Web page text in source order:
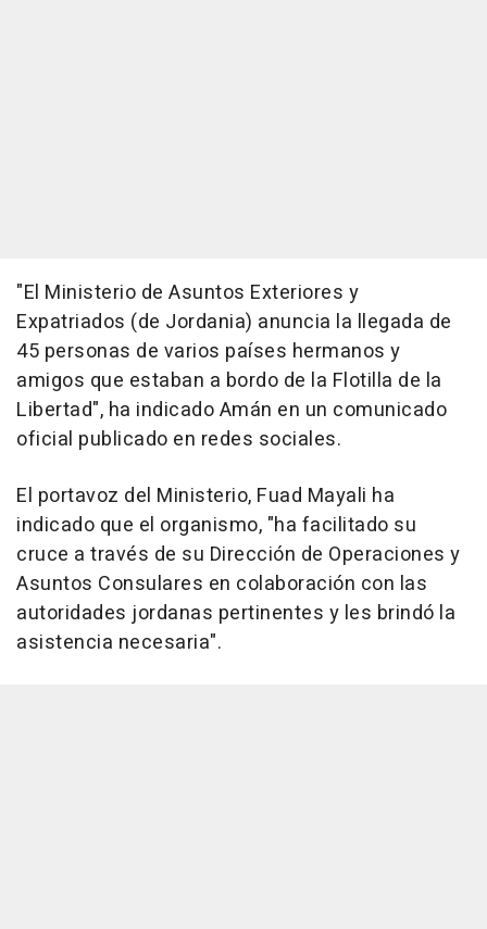
"El Ministerio de Asuntos Exteriores y
Expatriados (de Jordania) anuncia la llegada de
45 personas de varios países hermanos y
amigos que estaban a bordo de la Flotilla de la
Libertad", ha indicado Amán en un comunicado
oficial publicado en redes sociales.
El portavoz del Ministerio, Fuad Mayali ha
indicado que el organismo, "ha facilitado su
cruce a través de su Dirección de Operaciones y
Asuntos Consulares en colaboración con las
autoridades jordanas pertinentes y les brindó la
asistencia necesaria".